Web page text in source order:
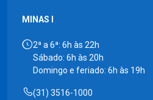
MINAS I
2ª a 6ª: 6h às 22h
Sábado: 6h às 20h
Domingo e feriado: 6h às 19h
(31) 3516-1000